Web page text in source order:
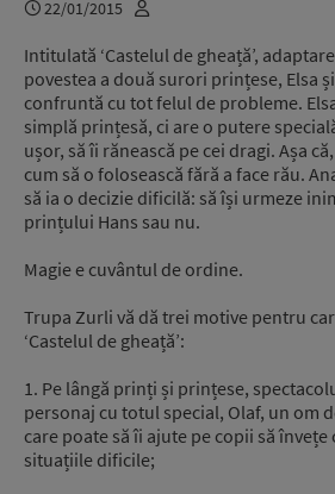
22/01/2015
Intitulată ‘Castelul de gheață’,
povestea a două surori prințese, Elsa
confruntă cu tot felul de probleme.
simplă prințesă, ci are o putere
ușor, să îi rănească pe cei dragi. Așa
cum să o folosească fără a face rău.
să ia o decizie dificilă: să își urmeze
prințului Hans sau nu.
Magie e cuvântul de ordine.
Trupa Zurli vă dă trei motive pentru
‘Castelul de gheață’:
1. Pe lângă prinți și prințese,
personaj cu totul special, Olaf, un om
care poate să îi ajute pe copii să învețe
situațiile dificile;